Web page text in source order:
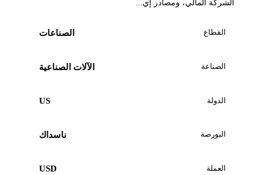
الشركة المالي، ومصادر إي...
القطاع الصناعات
الصناعة الآلات الصناعية
الدولة US
البورصة ناسداك
العملة USD